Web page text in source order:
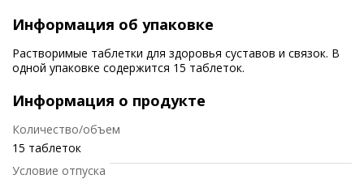
Информация об упаковке
Растворимые таблетки для здоровья суставов и связок. В
одной упаковке содержится 15 таблеток.
Информация о продукте
Количество/объем
15 таблеток
Условие отпуска